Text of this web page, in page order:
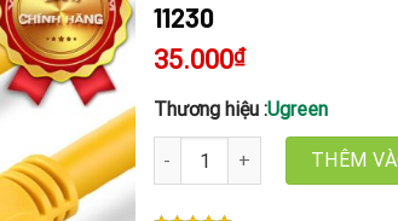
11230
35.000₫
Thương hiệu :Ugreen
Cáp Mạng Đúc Sẵn Cat5e 1M
THÊM